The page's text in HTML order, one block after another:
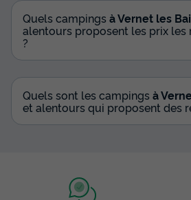
Quels campings à Vernet les
alentours proposent les prix les
?
Quels sont les campings à
et alentours qui proposent des